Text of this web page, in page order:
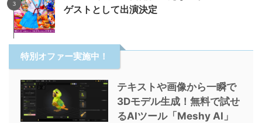
ゲストとして出演決定
特別オファー実施中！
テキストや画像から一瞬で
3Dモデル生成！無料で試せ
るAIツール「Meshy AI」